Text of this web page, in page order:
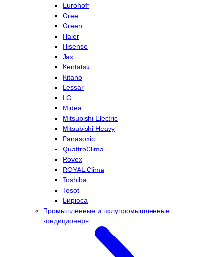
Eurohoff
Gree
Green
Haier
Hisense
Jax
Kentatsu
Kitano
Lessar
LG
Midea
Mitsubishi Electric
Mitsubishi Heavy
Panasonic
QuattroClima
Rovex
ROYAL Clima
Toshiba
Tosot
Бирюса
Промышленные и полупромышленные
кондиционеры